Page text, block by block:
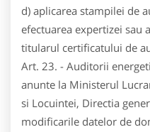
d) aplicarea stampilei de
efectuarea expertizei sau
titularul certificatului de
Art. 23. - Auditorii
anunte la Ministerul
si Locuintei, Directia
modificarile datelor de